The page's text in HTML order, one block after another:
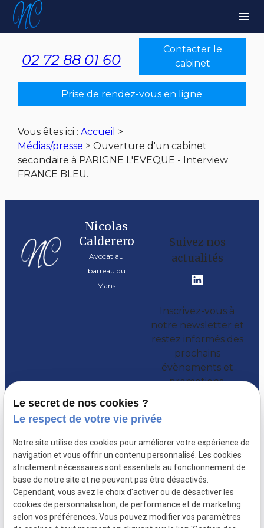
menu
02 72 88 01 60
Contacter le
cabinet
Prise de rendez-vous en ligne
Vous êtes ici : Accueil >
Médias/presse > Ouverture d'un cabinet
secondaire à PARIGNE L'EVEQUE - Interview
FRANCE BLEU.
Nicolas
Calderero
Avocat au
barreau du
Mans
Suivez nos
actualités
Inscrivez-vous à
notre newsletter et
restez informés des
prochains
évènements et
promotions.
Panneau de gestion des cookies
Le secret de nos cookies ?
Le respect de votre vie privée
Notre site utilise des cookies pour améliorer votre expérience de
navigation et vous offrir un contenu personnalisé. Les cookies
strictement nécessaires sont essentiels au fonctionnement de
base de notre site et ne peuvent pas être désactivés.
Cependant, vous avez le choix d'activer ou de désactiver les
cookies de personnalisation, de performance et de marketing
selon vos préférences. Vous pouvez modifier vos paramètres